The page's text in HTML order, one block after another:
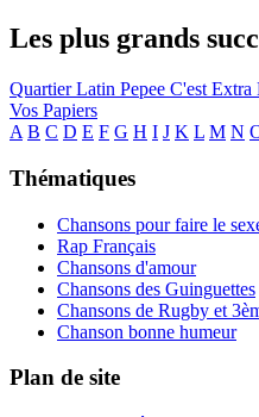
Les plus grands
Quartier Latin Pepee C'est Extra
Vos Papiers
A B C D E F G H I J K L M N
Thématiques
Chansons pour faire le
Rap Français
Chansons d'amour
Chansons des Guinguettes
Chansons de Rugby et
Chanson bonne humeur
Plan de site